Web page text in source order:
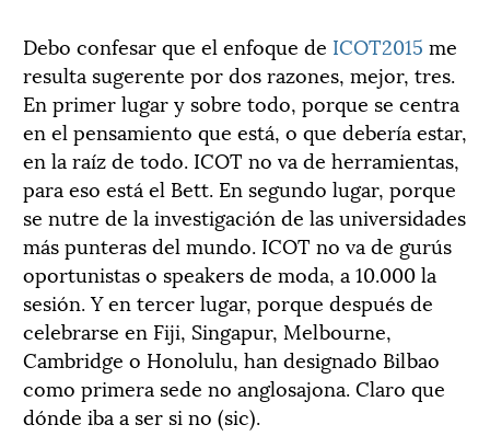
Debo confesar que el enfoque de ICOT2015 me
resulta sugerente por dos razones, mejor, tres.
En primer lugar y sobre todo, porque se centra
en el pensamiento que está, o que debería estar,
en la raíz de todo. ICOT no va de herramientas,
para eso está el Bett. En segundo lugar, porque
se nutre de la investigación de las universidades
más punteras del mundo. ICOT no va de gurús
oportunistas o speakers de moda, a 10.000 la
sesión. Y en tercer lugar, porque después de
celebrarse en Fiji, Singapur, Melbourne,
Cambridge o Honolulu, han designado Bilbao
como primera sede no anglosajona. Claro que
dónde iba a ser si no (sic).